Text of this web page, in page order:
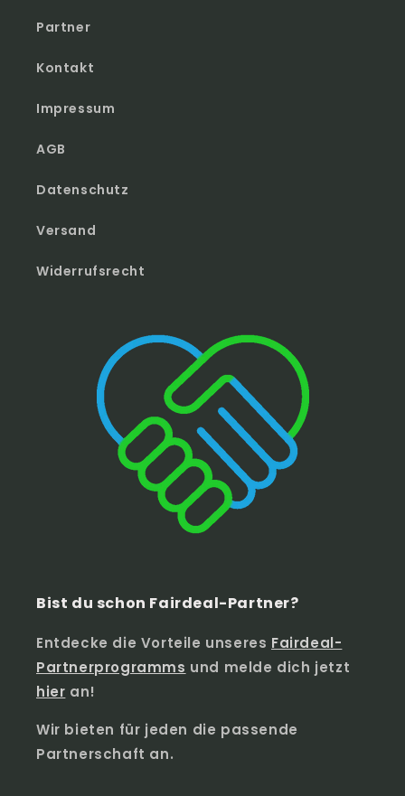
Partner
Kontakt
Impressum
AGB
Datenschutz
Versand
Widerrufsrecht
Bist du schon Fairdeal-Partner?
Entdecke die Vorteile unseres Fairdeal-
Partnerprogramms und melde dich jetzt
hier an!
Wir bieten für jeden die passende
Partnerschaft an.